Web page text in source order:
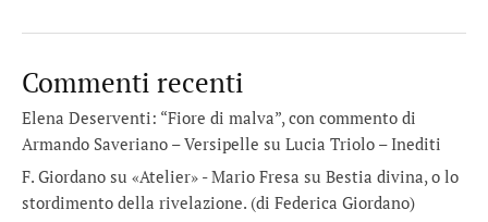
Commenti recenti
Elena Deserventi: “Fiore di malva”, con commento di
Armando Saveriano – Versipelle su Lucia Triolo – Inediti
F. Giordano su «Atelier» - Mario Fresa su Bestia divina, o lo
stordimento della rivelazione. (di Federica Giordano)